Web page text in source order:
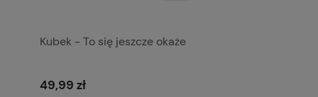
Kubek - To się jeszcze okaże
49,99 zł